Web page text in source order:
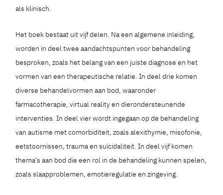
als klinisch.
Het boek bestaat uit vijf delen. Na een algemene inleiding,
worden in deel twee aandachtspunten voor behandeling
besproken, zoals het belang van een juiste diagnose en het
vormen van een therapeutische relatie. In deel drie komen
diverse behandelvormen aan bod, waaronder
farmacotherapie, virtual reality en dierondersteunende
interventies. In deel vier wordt ingegaan op de behandeling
van autisme met comorbiditeit, zoals alexithymie, misofonie,
eetstoornissen, trauma en suïcidaliteit. In deel vijf komen
thema’s aan bod die een rol in de behandeling kunnen spelen,
zoals slaapproblemen, emotieregulatie en zingeving.